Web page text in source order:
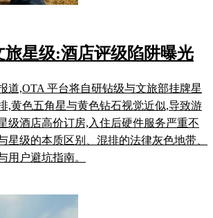
旅星级:酒店评级陷阱曝光
道,OTA 平台将自研钻级与文旅部挂牌星
,黄色五角星与黄色钻石视觉近似,导致游
级酒店高价订房,入住后硬件服务严重不
星级的本质区别、混排的法律灰色地带、
用户避坑指南。